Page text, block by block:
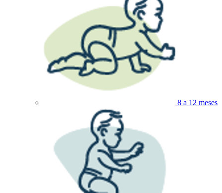
8 a 12 meses